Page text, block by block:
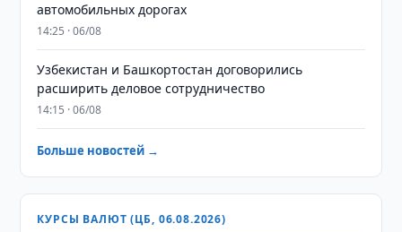
автомобильных дорогах
14:25 · 06/08
Узбекистан и Башкортостан договорились
расширить деловое сотрудничество
14:15 · 06/08
Больше новостей →
КУРСЫ ВАЛЮТ (ЦБ, 06.08.2026)